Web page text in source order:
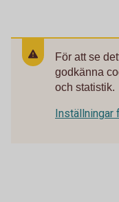
För att se
godkänna
och statistik.
Inställningar